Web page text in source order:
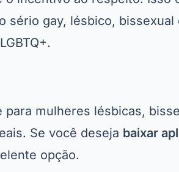
sério gay, lésbico,
para mulheres lésbicas,
Se você deseja baixar
opção.